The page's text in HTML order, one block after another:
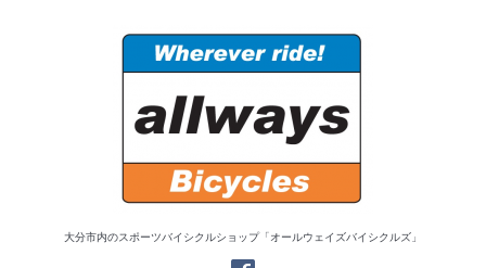
大分市内のスポーツバイシクルショップ「オールウェイズバイシクルズ」